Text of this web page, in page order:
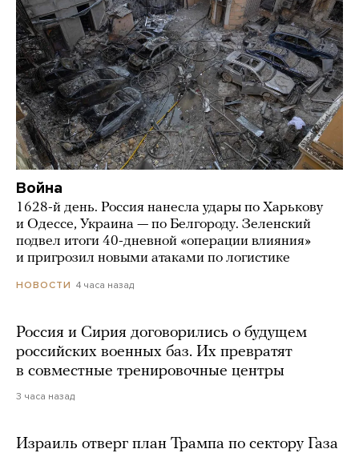
Война
1628-й день. Россия нанесла удары по Харькову
и Одессе, Украина — по Белгороду. Зеленский
подвел итоги 40-дневной «операции влияния»
и пригрозил новыми атаками по логистике
НОВОСТИ 4 часа назад
Россия и Сирия договорились о будущем
российских военных баз. Их превратят
в совместные тренировочные центры
3 часа назад
Израиль отверг план Трампа по сектору Газа